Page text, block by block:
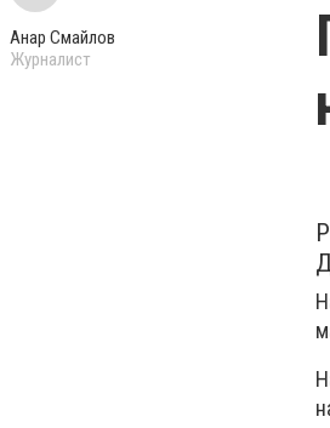
Анар Смайлов
Журналист